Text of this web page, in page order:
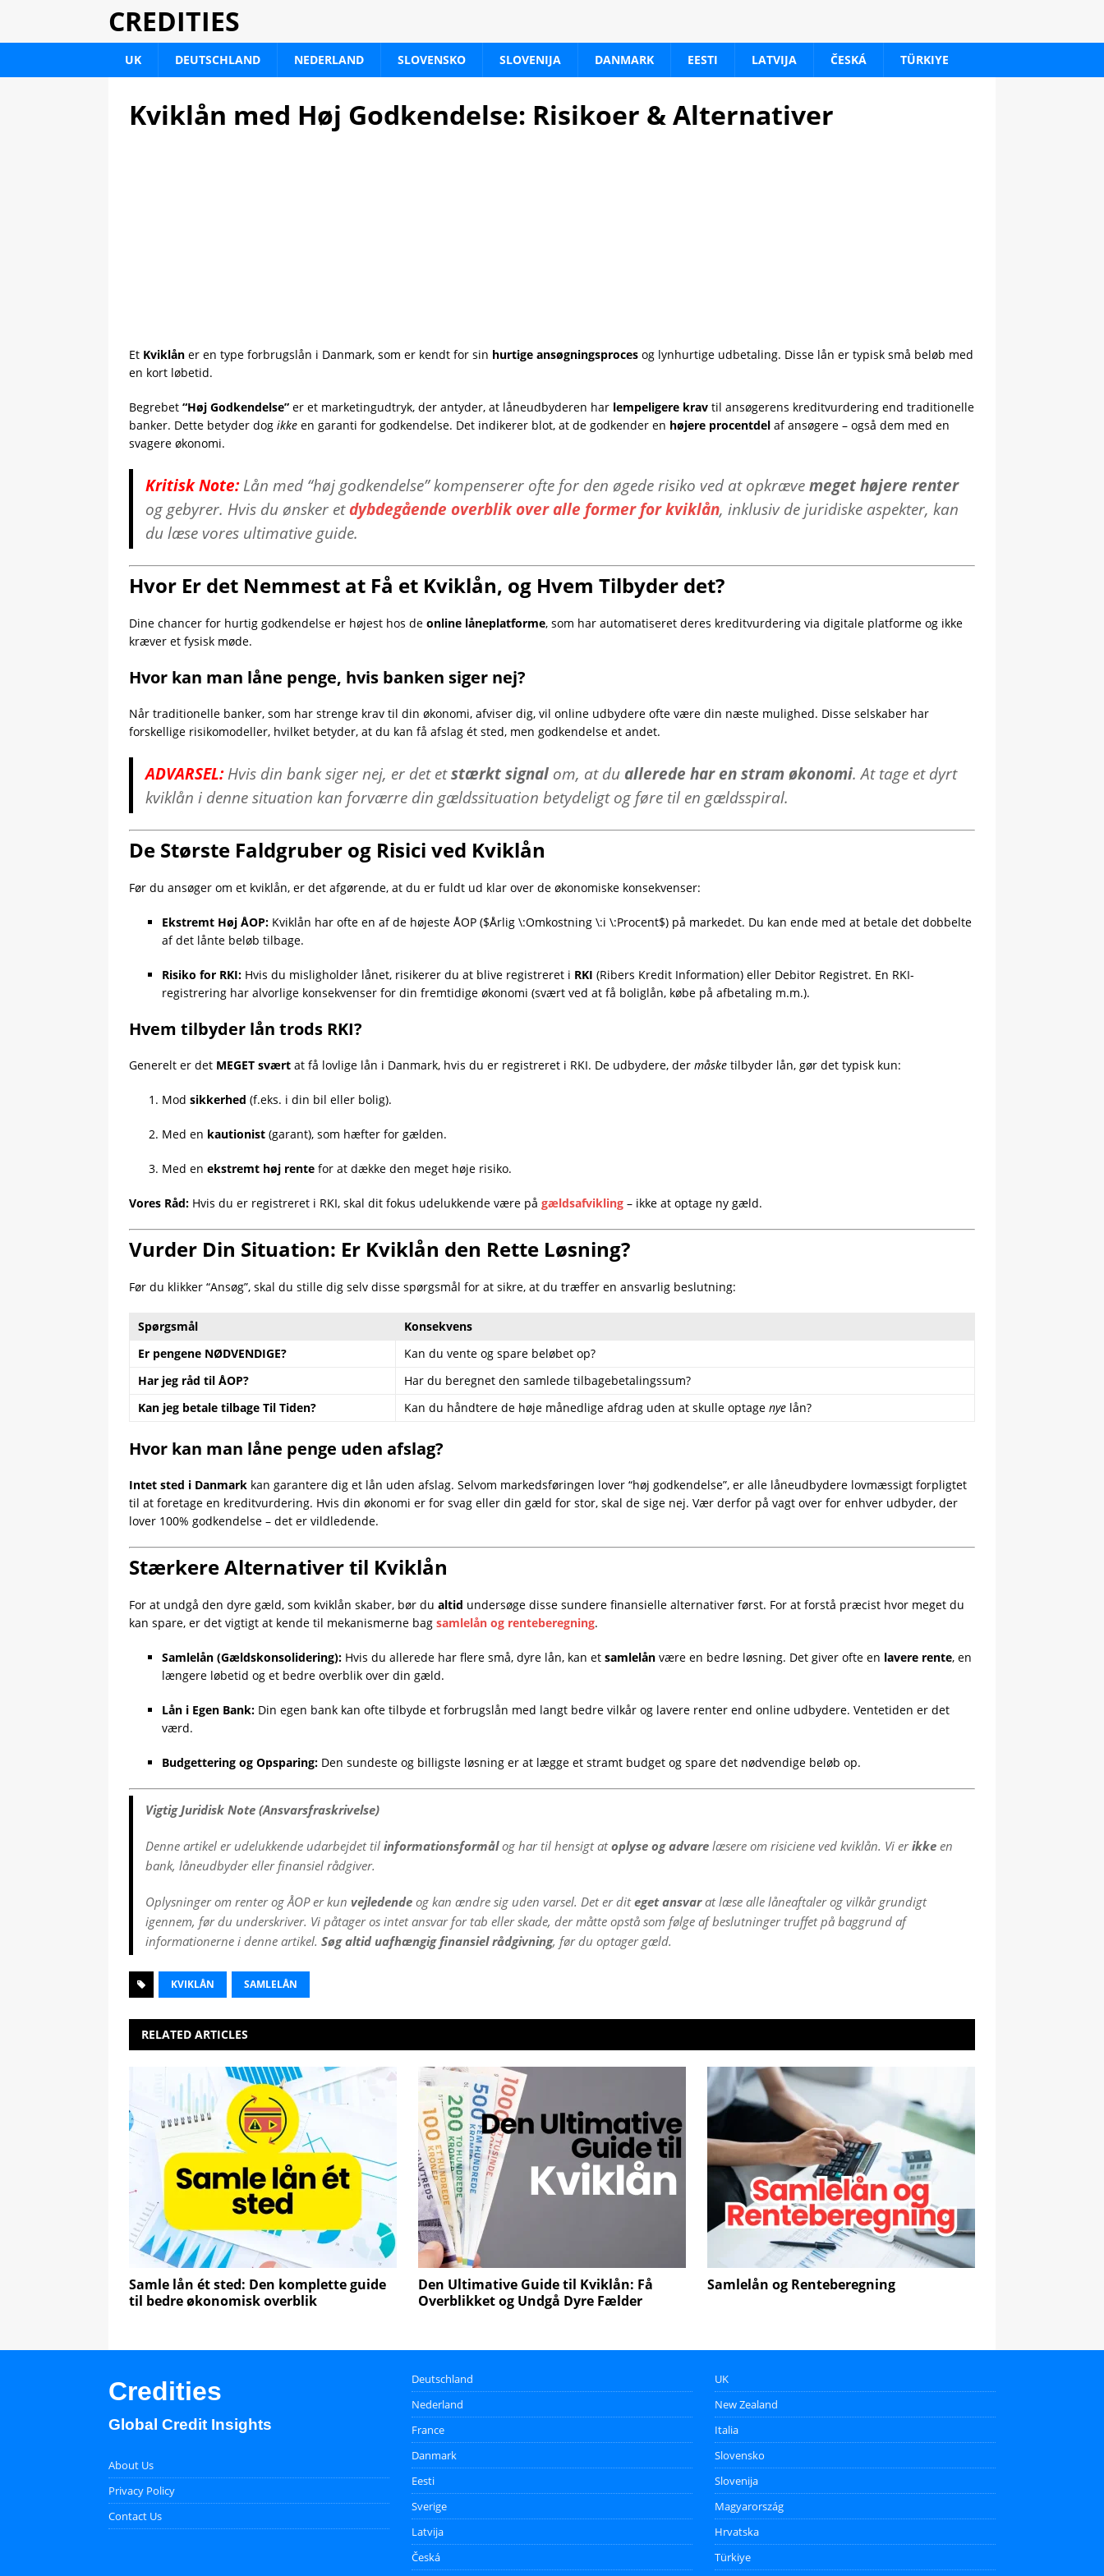
CREDITIES
UK DEUTSCHLAND NEDERLAND SLOVENSKO SLOVENIJA DANMARK EESTI LATVIJA ČESKÁ TÜRKIYE
Kviklån med Høj Godkendelse: Risikoer & Alternativer
Et Kviklån er en type forbrugslån i Danmark, som er kendt for sin hurtige ansøgningsproces og lynhurtige udbetaling. Disse lån er typisk små beløb med
en kort løbetid.
Begrebet “Høj Godkendelse” er et marketingudtryk, der antyder, at låneudbyderen har lempeligere krav til ansøgerens kreditvurdering end traditionelle
banker. Dette betyder dog ikke en garanti for godkendelse. Det indikerer blot, at de godkender en højere procentdel af ansøgere – også dem med en
svagere økonomi.
Kritisk Note:Lån med “høj godkendelse” kompenserer ofte for den øgede risiko ved at opkræve meget højere renter
og gebyrer. Hvis du ønsker et dybdegående overblik over alle former for kviklån, inklusiv de juridiske aspekter, kan
du læse vores ultimative guide.
Hvor Er det Nemmest at Få et Kviklån, og Hvem Tilbyder det?
Dine chancer for hurtig godkendelse er højest hos de online låneplatforme, som har automatiseret deres kreditvurdering via digitale platforme og ikke
kræver et fysisk møde.
Hvor kan man låne penge, hvis banken siger nej?
Når traditionelle banker, som har strenge krav til din økonomi, afviser dig, vil online udbydere ofte være din næste mulighed. Disse selskaber har
forskellige risikomodeller, hvilket betyder, at du kan få afslag ét sted, men godkendelse et andet.
ADVARSEL:Hvis din bank siger nej, er det etstærkt signal om, at du allerede har en stram økonomi. At tage et dyrt
kviklån i denne situation kan forværre din gældssituation betydeligt og føre til en gældsspiral.
De Største Faldgruber og Risici ved Kviklån
Før du ansøger om et kviklån, er det afgørende, at du er fuldt ud klar over de økonomiske konsekvenser:
Ekstremt Høj ÅOP: Kviklån har ofte en af de højeste ÅOP ($Årlig \:Omkostning \:i \:Procent$) på markedet. Du kan ende med at betale det dobbelte
af det lånte beløb tilbage.
Risiko for RKI: Hvis du misligholder lånet, risikerer du at blive registreret i RKI (Ribers Kredit Information) eller Debitor Registret. En RKI-
registrering har alvorlige konsekvenser for din fremtidige økonomi (svært ved at få boliglån, købe på afbetaling m.m.).
Hvem tilbyder lån trods RKI?
Generelt er det MEGET svært at få lovlige lån i Danmark, hvis du er registreret i RKI. De udbydere, der måske tilbyder lån, gør det typisk kun:
Mod sikkerhed (f.eks. i din bil eller bolig).
Med en kautionist (garant), som hæfter for gælden.
Med en ekstremt høj rente for at dække den meget høje risiko.
Vores Råd: Hvis du er registreret i RKI, skal dit fokus udelukkende være på gældsafvikling – ikke at optage ny gæld.
Vurder Din Situation: Er Kviklån den Rette Løsning?
Før du klikker “Ansøg”, skal du stille dig selv disse spørgsmål for at sikre, at du træffer en ansvarlig beslutning:
Spørgsmål
Konsekvens
Er pengene NØDVENDIGE?
Kan du vente og spare beløbet op?
Har jeg råd til ÅOP?
Har du beregnet den samlede tilbagebetalingssum?
Kan jeg betale tilbage Til Tiden?
Kan du håndtere de høje månedlige afdrag uden at skulle optage nye lån?
Hvor kan man låne penge uden afslag?
Intet sted i Danmark kan garantere dig et lån uden afslag. Selvom markedsføringen lover “høj godkendelse”, er alle låneudbydere lovmæssigt forpligtet
til at foretage en kreditvurdering. Hvis din økonomi er for svag eller din gæld for stor, skal de sige nej. Vær derfor på vagt over for enhver udbyder, der
lover 100% godkendelse – det er vildledende.
Stærkere Alternativer til Kviklån
For at undgå den dyre gæld, som kviklån skaber, bør du altid undersøge disse sundere finansielle alternativer først. For at forstå præcist hvor meget du
kan spare, er det vigtigt at kende til mekanismerne bag samlelån og renteberegning.
Samlelån (Gældskonsolidering): Hvis du allerede har flere små, dyre lån, kan et samlelån være en bedre løsning. Det giver ofte en lavere rente, en
længere løbetid og et bedre overblik over din gæld.
Lån i Egen Bank: Din egen bank kan ofte tilbyde et forbrugslån med langt bedre vilkår og lavere renter end online udbydere. Ventetiden er det
værd.
Budgettering og Opsparing: Den sundeste og billigste løsning er at lægge et stramt budget og spare det nødvendige beløb op.
Vigtig Juridisk Note (Ansvarsfraskrivelse)
Denne artikel er udelukkende udarbejdet til informationsformålog har til hensigt atoplyse og advare læsere om risiciene ved kviklån. Vi erikke en
bank, låneudbyder eller finansiel rådgiver.
Oplysninger om renter og ÅOP er kun vejledende og kan ændre sig uden varsel. Det er diteget ansvarat læse alle låneaftaler og vilkår grundigt
igennem, før du underskriver. Vi påtager os intet ansvar for tab eller skade, der måtte opstå som følge af beslutninger truffet på baggrund af
informationerne i denne artikel. Søg altid uafhængig finansiel rådgivning, før du optager gæld.
KVIKLÅN SAMLELÅN
RELATED ARTICLES
Samle lån ét sted: Den komplette guide
til bedre økonomisk overblik
Den Ultimative Guide til Kviklån: Få
Overblikket og Undgå Dyre Fælder
Samlelån og Renteberegning
Credities
Global Credit Insights
About Us
Privacy Policy
Contact Us
Deutschland
Nederland
France
Danmark
Eesti
Sverige
Latvija
Česká
UK
New Zealand
Italia
Slovensko
Slovenija
Magyarország
Hrvatska
Türkiye